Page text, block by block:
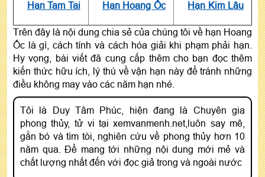
Hạn Tam Tai
Hạn Hoang Ốc Hạn Kim Lâu
Trên đây là nội dung chia sẻ của chúng tôi về hạn Hoang
Ốc là gì, cách tính và cách hóa giải khi phạm phải hạn.
Hy vọng, bài viết đã cung cấp thêm cho bạn đọc thêm
kiến thức hữu ích, lý thú về vận hạn này để tránh những
điều không may vào các năm hạn nhé.
Tôi là Duy Tâm Phúc, hiện đang là Chuyên gia
phong thủy, tử vi tại xemvanmenh.net,luôn say mê,
gắn bó và tìm tòi, nghiên cứu về phong thủy hơn 10
năm qua. Để mang tới những nội dung mới mẻ và
chất lượng nhất đến với đọc giả trong và ngoài nước